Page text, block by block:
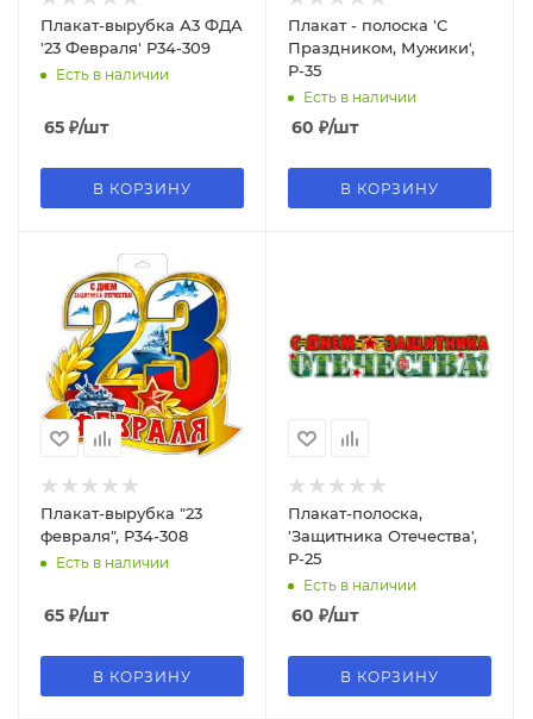
Плакат-вырубка А3 ФДА
'23 Февраля' Р34-309
Есть в наличии
65 ₽/шт
В КОРЗИНУ
Плакат - полоска 'С
Праздником, Мужики',
Р-35
Есть в наличии
60 ₽/шт
В КОРЗИНУ
Плакат-вырубка "23
февраля", Р34-308
Есть в наличии
65 ₽/шт
В КОРЗИНУ
Плакат-полоска,
'Защитника Отечества',
P-25
Есть в наличии
60 ₽/шт
В КОРЗИНУ